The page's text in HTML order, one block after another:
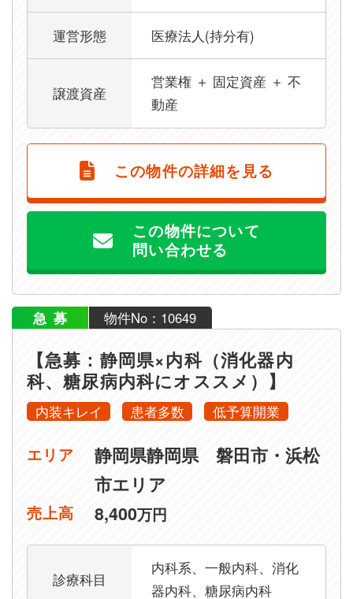
運営形態 医療法人(持分有)
譲渡資産
営業権 ＋ 固定資産 ＋ 不
動産
この物件の詳細を見る
この物件について
問い合わせる
急募 物件No：10649
【急募：静岡県×内科（消化器内
科、糖尿病内科にオススメ）】
内装キレイ 患者多数 低予算開業
エリア
静岡県静岡県 磐田市・浜松
市エリア
売上高 8,400万円
診療科目
内科系、一般内科、消化
器内科、糖尿病内科